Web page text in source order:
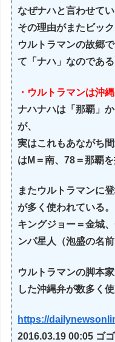
なぜナハと言わせて
その理由がまたビック
ウルトラマンの故郷
て「ナハ」なのである
・ウルトラマンは沖
ナハナハは「那覇」
が、
実はこれもあながち
はM＝南、78＝那覇を
またウルトラマンに
が多く使われている。
キングジョー＝金城
ンパ星人（泡盛の名前
ウルトラマンの脚本
した沖縄弁が数多く
https://
2016.03.19 00:05 ゴ